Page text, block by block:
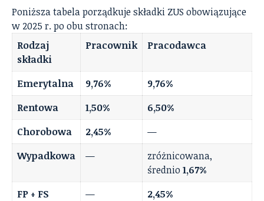
Poniższa tabela porządkuje składki ZUS obowiązujące
w 2025 r. po obu stronach:
Rodzaj
składki
Pracownik Pracodawca
Emerytalna 9,76%
9,76%
Rentowa
1,50%
6,50%
Chorobowa
2,45%
—
Wypadkowa
—
zróżnicowana,
średnio 1,67%
FP + FS
—
2,45%